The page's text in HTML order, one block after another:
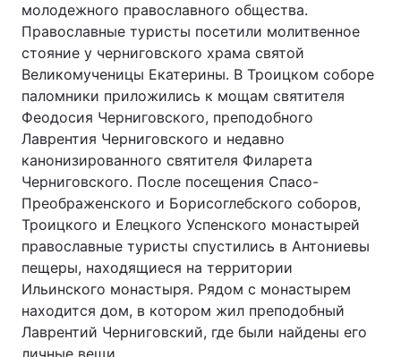
Архів Вакансії
Контакти
Послуги
молодежного православного общества.
Православные туристы посетили молитвенное
стояние у черниговского храма святой
Великомученицы Екатерины. В Троицком соборе
паломники приложились к мощам святителя
Феодосия Черниговского, преподобного
Лаврентия Черниговского и недавно
канонизированного святителя Филарета
Черниговского. После посещения Спасо-
Преображенского и Борисоглебского соборов,
Троицкого и Елецкого Успенского монастырей
православные туристы спустились в Антониевы
пещеры, находящиеся на территории
Ильинского монастыря. Рядом с монастырем
находится дом, в котором жил преподобный
Лаврентий Черниговский, где были найдены его
личные вещи.